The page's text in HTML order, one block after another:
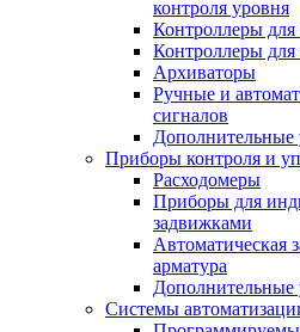
контроля уровня
Контроллеры для
Контроллеры для
Архиваторы
Ручные и
сигналов
Дополнительные
Приборы контроля и
Расходомеры
Приборы для
задвижками
Автоматическая
арматура
Дополнительные
Системы